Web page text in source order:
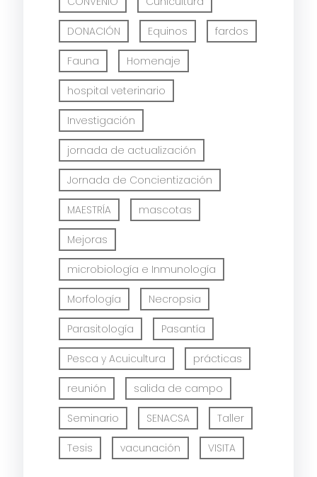
DONACIÓN Equinos fardos
Fauna Homenaje
hospital veterinario
Investigación
jornada de actualización
Jornada de Concientización
MAESTRÍA mascotas
Mejoras
microbiología e Inmunología
Morfología Necropsia
Parasitología Pasantía
Pesca y Acuicultura prácticas
reunión salida de campo
Seminario SENACSA Taller
Tesis vacunación VISITA